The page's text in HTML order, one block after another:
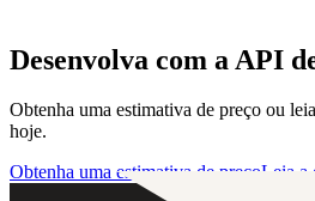
Desenvolva com a API
Obtenha uma estimativa de preço ou
hoje.
Obtenha uma estimativa de preçoLeia a